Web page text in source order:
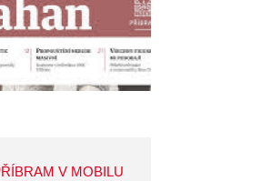
V MOBILU